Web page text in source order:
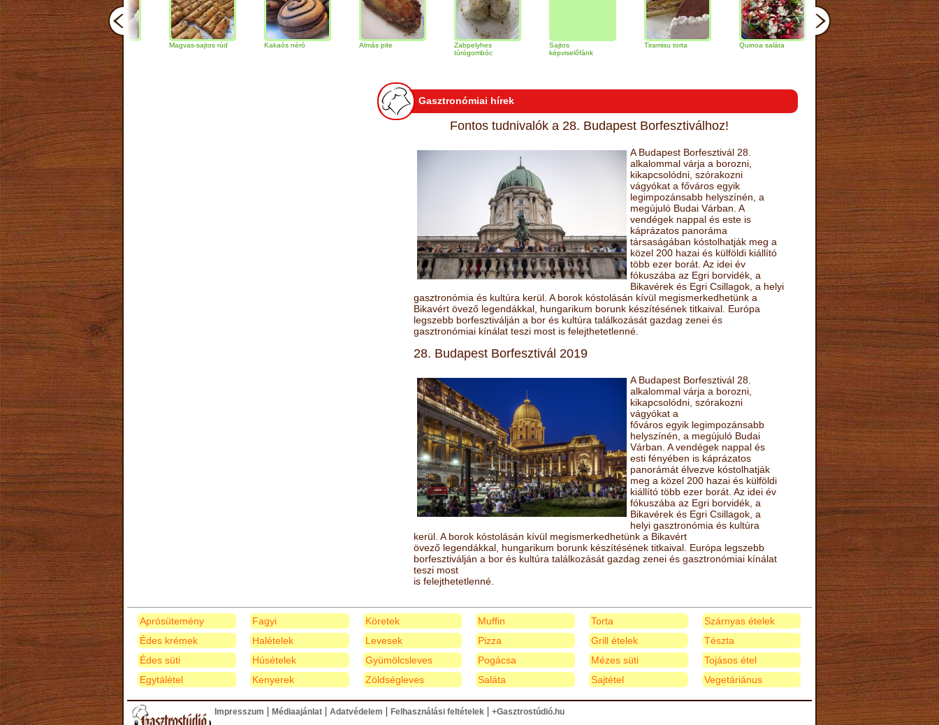
Csokoládés-diós
szendvics
Magvas-sajtos rúd Kakaós néró
Zabpelyhes
túrógombóc
képviselőfánk
Tiramisu torta Quinoa saláta Mandulás kifli
Csokoládés-
narancs torta
Gasztronómiai hírek
Fontos tudnivalók a 28. Budapest Borfesztiválhoz!
A Budapest Borfesztivál 28.
alkalommal várja a borozni,
kikapcsolódni, szórakozni
vágyókat a főváros egyik
legimpozánsabb helyszínén, a
megújuló Budai Várban. A
vendégek nappal és este is
káprázatos panoráma
társaságában kóstolhatják meg a
közel 200 hazai és külföldi kiállító
több ezer borát. Az idei év
fókuszába az Egri borvidék, a
Bikavérek és Egri Csillagok, a helyi
gasztronómia és kultúra kerül. A borok kóstolásán kívül megismerkedhetünk a
Bikavért övező legendákkal, hungarikum borunk készítésének titkaival. Európa
legszebb borfesztiválján a bor és kultúra találkozását gazdag zenei és
gasztronómiai kínálat teszi most is felejthetetlenné.
28. Budapest Borfesztivál 2019
A Budapest Borfesztivál 28.
alkalommal várja a borozni,
kikapcsolódni, szórakozni
vágyókat a
főváros egyik legimpozánsabb
helyszínén, a megújuló Budai
Várban. A vendégek nappal és
esti fényében is káprázatos
panorámát élvezve kóstolhatják
meg a közel 200 hazai és külföldi
kiállító több ezer borát. Az idei év
fókuszába az Egri borvidék, a
Bikavérek és Egri Csillagok, a
helyi gasztronómia és kultúra
kerül. A borok kóstolásán kívül megismerkedhetünk a Bikavért
övező legendákkal, hungarikum borunk készítésének titkaival. Európa legszebb
borfesztiválján a bor és kultúra találkozását gazdag zenei és gasztronómiai kínálat
teszi most
is felejthetetlenné.
Aprósütemény
Édes krémek
Édes süti
Egytálétel
Fagyi
Halételek
Húsételek
Kenyerek
Köretek
Levesek
Gyümölcsleves
Zöldségleves
Muffin
Pizza
Pogácsa
Saláta
Torta
Grill ételek
Mézes süti
Sajtétel
Szárnyas ételek
Tészta
Tojásos étel
Vegetáriánus
Impresszum | Médiaajánlat| Adatvédelem | Felhasználási feltételek| +Gasztrostúdió.hu